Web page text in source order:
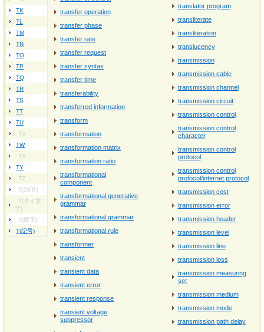
TK
TL
TM
TN
TO
TP
TQ
TR
TS
TT
TU
TV
TW
TX
TY
TZ
T(50音)
T(タイ文
字)
T(数字)
T(記号)
transfer operation
transfer phase
transfer rate
transfer request
transfer syntax
transfer time
transferability
transferred information
transform
transformation
transformation matrix
transformation ratio
transformational
component
transformational generative
grammar
transformational grammar
transformational rule
transformer
transient
transient data
transient error
transient response
transient voltage
suppressor
translator program
transliterate
transliteration
translucency
transmission
transmission cable
transmission channel
transmission circuit
transmission control
transmission control
character
transmission control
protocol
transmission control
protocol/internet protocol
transmission cost
transmission error
transmission header
transmission level
transmission line
transmission loss
transmission measuring
set
transmission medium
transmission mode
transmission path delay